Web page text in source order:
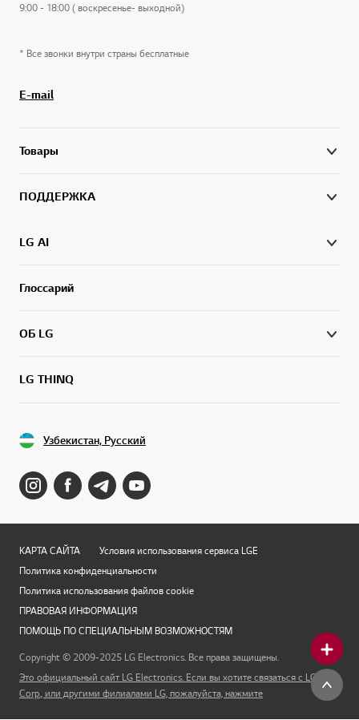
9:00 - 18:00 ( воскресенье- выходной)
* Все звонки внутри страны бесплатные
E-mail
Товары
ПОДДЕРЖКА
LG AI
Глоссарий
ОБ LG
LG THINQ
Узбекистан, Русский
КАРТА САЙТА
Условия использования сервиса LGE
Политика конфиденциальности
Политика использования файлов cookie
ПРАВОВАЯ ИНФОРМАЦИЯ
ПОМОЩЬ ПО СПЕЦИАЛЬНЫМ ВОЗМОЖНОСТЯМ
Copyright © 2009-2025 LG Electronics. Все права защищены.
Это официальный сайт LG Electronics. Если вы хотите связаться с LG
Corp., или другими филиалами LG, пожалуйста, нажмите